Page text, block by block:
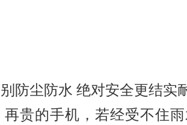
防尘防水 绝对安全更结实
再贵的手机，若经受不住